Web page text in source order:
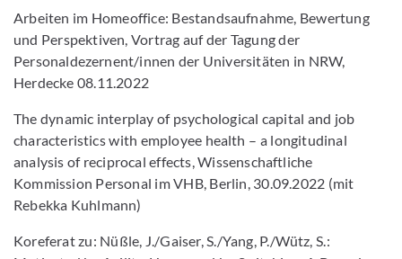
Arbeiten im Homeoffice: Bestandsaufnahme, Bewertung
und Perspektiven, Vortrag auf der Tagung der
Personaldezernent/innen der Universitäten in NRW,
Herdecke 08.11.2022
The dynamic interplay of psychological capital and job
characteristics with employee health – a longitudinal
analysis of reciprocal effects, Wissenschaftliche
Kommission Personal im VHB, Berlin, 30.09.2022 (mit
Rebekka Kuhlmann)
Koreferat zu: Nüßle, J./Gaiser, S./Yang, P./Wütz, S.: